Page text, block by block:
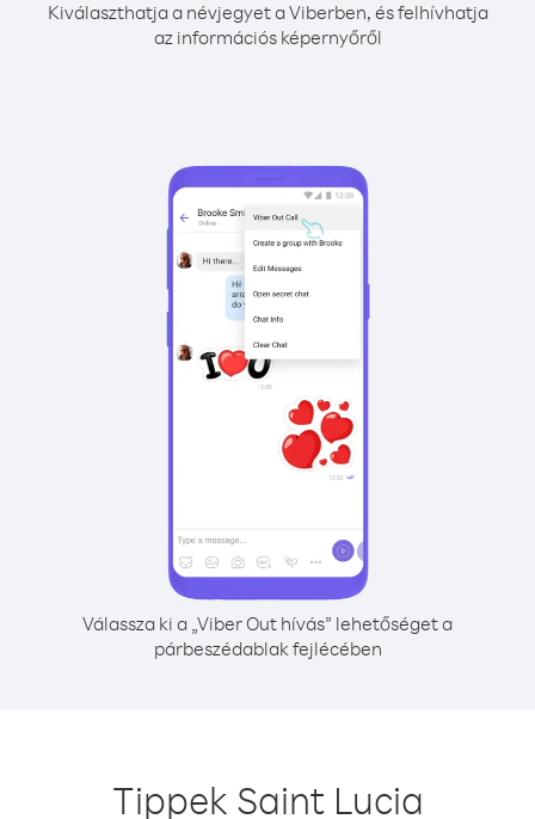
Kiválaszthatja a névjegyet a Viberben, és felhívhatja
az információs képernyőről
Válassza ki a „Viber Out hívás” lehetőséget a
párbeszédablak fejlécében
Tippek Saint Lucia